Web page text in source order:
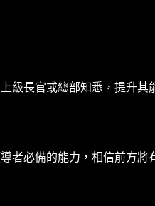
級長官或總部知悉，提升其
者必備的能力，相信前方將